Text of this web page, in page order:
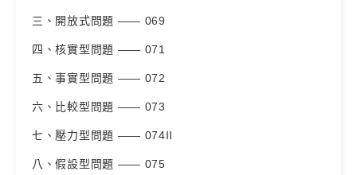
三、開放式問題 —— 069
四、核實型問題 —— 071
五、事實型問題 —— 072
六、比較型問題 —— 073
七、壓力型問題 —— 074II
八、假設型問題 —— 075